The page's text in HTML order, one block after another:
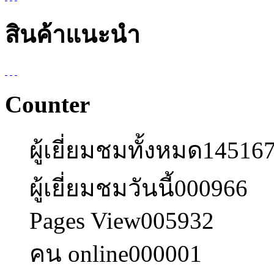
สินค้าแนะนำ
Counter
ผู้เยี่ยมชมทั้งหมด
ผู้เยี่ยมชมวันนี้000966
Pages View005932
คน online000001